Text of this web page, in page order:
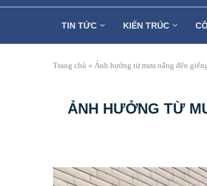
TIN TỨC KIẾN TRÚC
Trang chủ » Ảnh hưởng từ mưa nắng đến
ẢNH HƯỞNG TỪ